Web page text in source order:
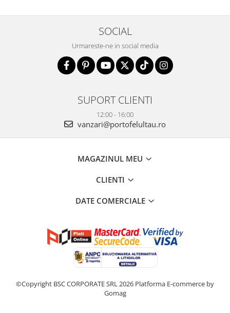
SOCIAL
Urmareste-ne in social media
SUPORT CLIENTI
12:00 - 16:00
vanzari@portofelultau.ro
MAGAZINUL MEU
CLIENTI
DATE COMERCIALE
©Copyright BSC CORPORATE SRL 2026 Platforma E-commerce by
Gomag